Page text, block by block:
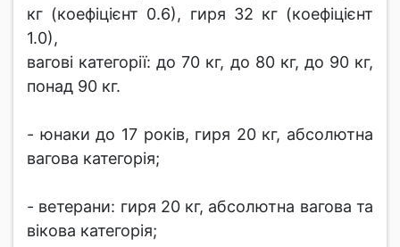
кг (коефіцієнт 0.6), гиря 32 кг (коефіцієнт
1.0),
вагові категорії: до 70 кг, до 80 кг, до 90 кг,
понад 90 кг.
- юнаки до 17 років, гиря 20 кг, абсолютна
вагова категорія;
- ветерани: гиря 20 кг, абсолютна вагова та
вікова категорія;